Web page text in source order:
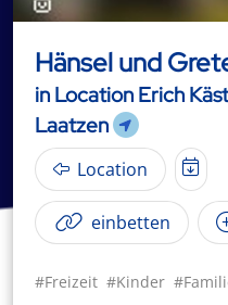
Hänsel und
in Location Erich
Laatzen
Location
einbetten
#Freizeit #Kinder